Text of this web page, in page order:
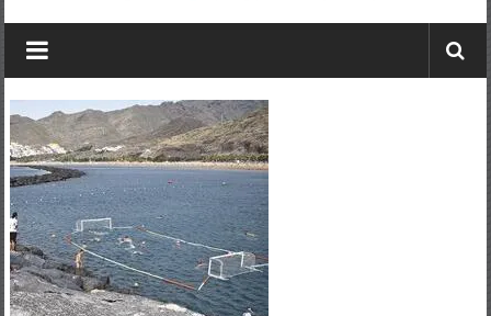
Wochenblatt
die
der
Kanarischen
Inseln